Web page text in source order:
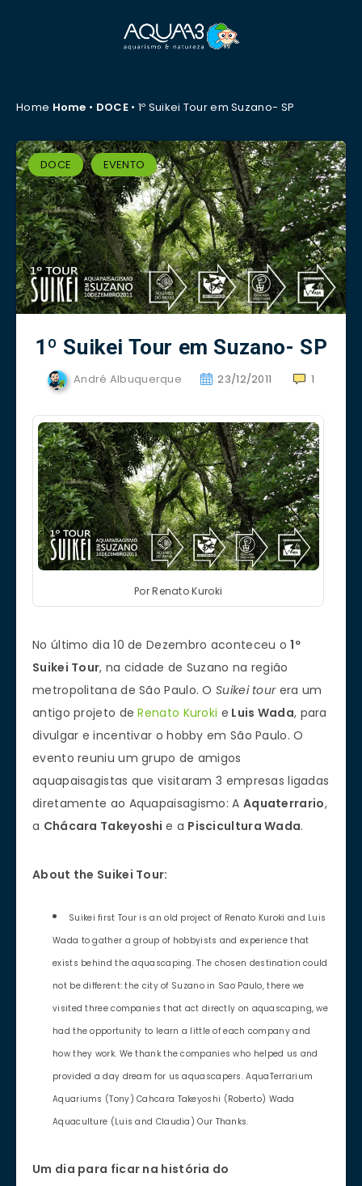
Home Home • DOCE• 1º Suikei Tour em Suzano- SP
DOCE EVENTO
1º Suikei Tour em Suzano- SP
André Albuquerque 23/12/2011 1
Por Renato Kuroki
No último dia 10 de Dezembro aconteceu o1º
Suikei Tour, na cidade de Suzano na região
metropolitana de São Paulo. OSuikei tourera um
antigo projeto deRenato Kuroki e Luis Wada, para
divulgar e incentivar o hobby em São Paulo. O
evento reuniu um grupo de amigos
aquapaisagistas que visitaram 3 empresas ligadas
diretamente ao Aquapaisagismo: A Aquaterrario,
a Chácara Takeyoshie a Piscicultura Wada.
About the Suikei Tour:
Suikei first Tour is an old project of Renato Kuroki and Luis
Wada to gather a group of hobbyists and experience that
exists behind the aquascaping. The chosen destination could
not be different: the city of Suzano in Sao Paulo, there we
visited three companies that act directly on aquascaping, we
had the opportunity to learn a little of each company and
how they work. We thank the companies who helped us and
provided a day dream for us aquascapers. AquaTerrarium
Aquariums (Tony) Cahcara Takeyoshi (Roberto) Wada
Aquaculture (Luis and Claudia) Our Thanks.
Um dia para ficar na história do